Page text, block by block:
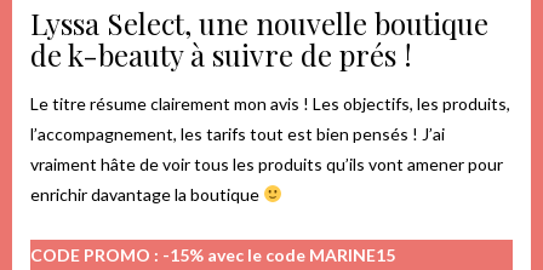
Lyssa Select, une nouvelle boutique
de k-beauty à suivre de prés !
Le titre résume clairement mon avis ! Les objectifs, les produits,
l’accompagnement, les tarifs tout est bien pensés ! J’ai
vraiment hâte de voir tous les produits qu’ils vont amener pour
enrichir davantage la boutique
CODE PROMO : -15% avec le code MARINE15